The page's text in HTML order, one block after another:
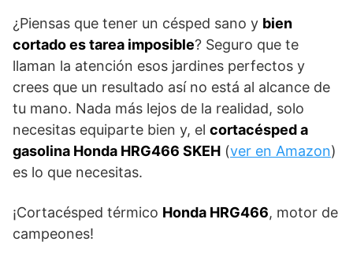
¿Piensas que tener un césped sano y bien
cortado es tarea imposible? Seguro que te
llaman la atención esos jardines perfectos y
crees que un resultado así no está al alcance de
tu mano. Nada más lejos de la realidad, solo
necesitas equiparte bien y, el cortacésped a
gasolina Honda HRG466 SKEH (ver en Amazon)
es lo que necesitas.
¡Cortacésped térmico Honda HRG466, motor de
campeones!